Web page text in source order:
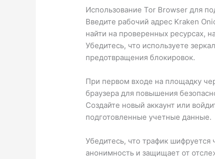
Использование Tor Browser для
Введите рабочий адрес Kraken
найти на проверенных ресурсах,
Убедитесь, что используете
предотвращения блокировок.
При первом входе на площадку
браузера для повышения
Создайте новый аккаунт или
подготовленные учетные данные.
Убедитесь, что трафик шифруется
анонимность и защищает от